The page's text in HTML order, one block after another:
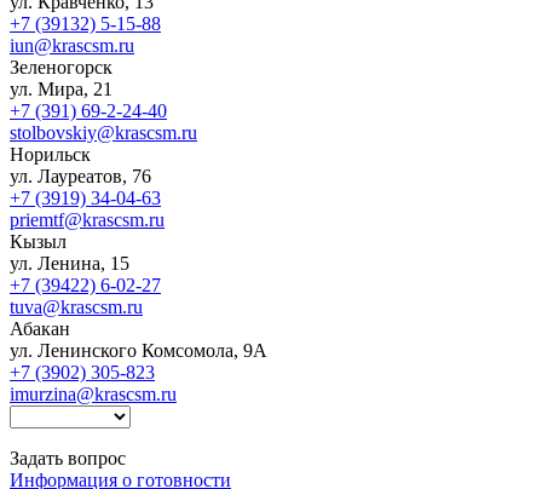
+7 (39132) 5-15-88
iun@krascsm.ru
Зеленогорск
ул. Мира, 21
+7 (391) 69-2-24-40
stolbovskiy@krascsm.ru
Норильск
ул. Лауреатов, 76
+7 (3919) 34-04-63
priemtf@krascsm.ru
Кызыл
ул. Ленина, 15
+7 (39422) 6-02-27
tuva@krascsm.ru
Абакан
ул. Ленинского Комсомола, 9А
+7 (3902) 305-823
imurzina@krascsm.ru
Задать вопрос
Информация о готовности